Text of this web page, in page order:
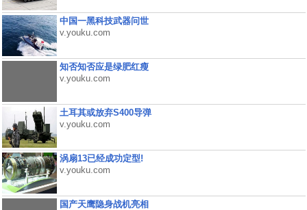
中国一黑科技武器问世
v.youku.com
知否知否应是绿肥红瘦
v.youku.com
土耳其或放弃S400导弹
v.youku.com
涡扇13已经成功定型!
v.youku.com
国产天鹰隐身战机亮相